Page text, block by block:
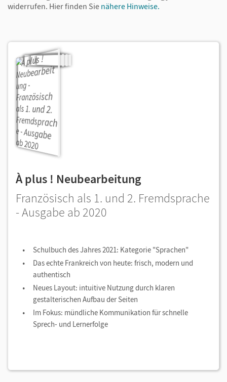
widerrufen. Hier finden Sie nähere Hinweise.
À plus ! Neubearbeitung
Französisch als 1. und 2. Fremdsprache
- Ausgabe ab 2020
Schulbuch des Jahres 2021: Kategorie "Sprachen"
Das echte Frankreich von heute: frisch, modern und
authentisch
Neues Layout: intuitive Nutzung durch klaren
gestalterischen Aufbau der Seiten
Im Fokus: mündliche Kommunikation für schnelle
Sprech- und Lernerfolge